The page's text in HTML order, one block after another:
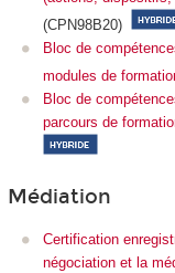
(CPN98B20)
Bloc de
modules de
Bloc de
parcours de
Médiation
Certification
négociation et la